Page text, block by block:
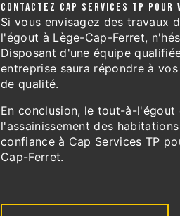
CONTACTEZ CAP SERVICES TP POUR
Si vous envisagez des travaux
l'égout à Lège-Cap-Ferret,
Disposant d'une équipe
entreprise saura répondre à
de qualité.
En conclusion, le tout-à-l'égout
l'assainissement des
confiance à Cap Services TP
Cap-Ferret.